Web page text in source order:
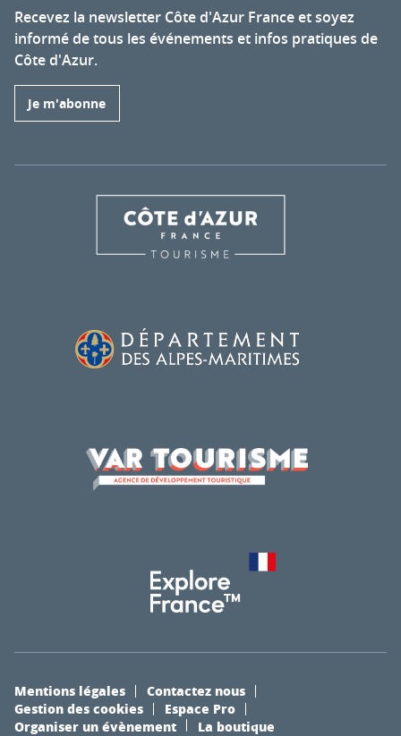
Recevez la newsletter Côte d'Azur France et soyez
informé de tous les événements et infos pratiques de
Côte d'Azur.
Je m'abonne
Mentions légales
Contactez nous
Gestion des cookies
Espace Pro
Organiser un évènement
La boutique